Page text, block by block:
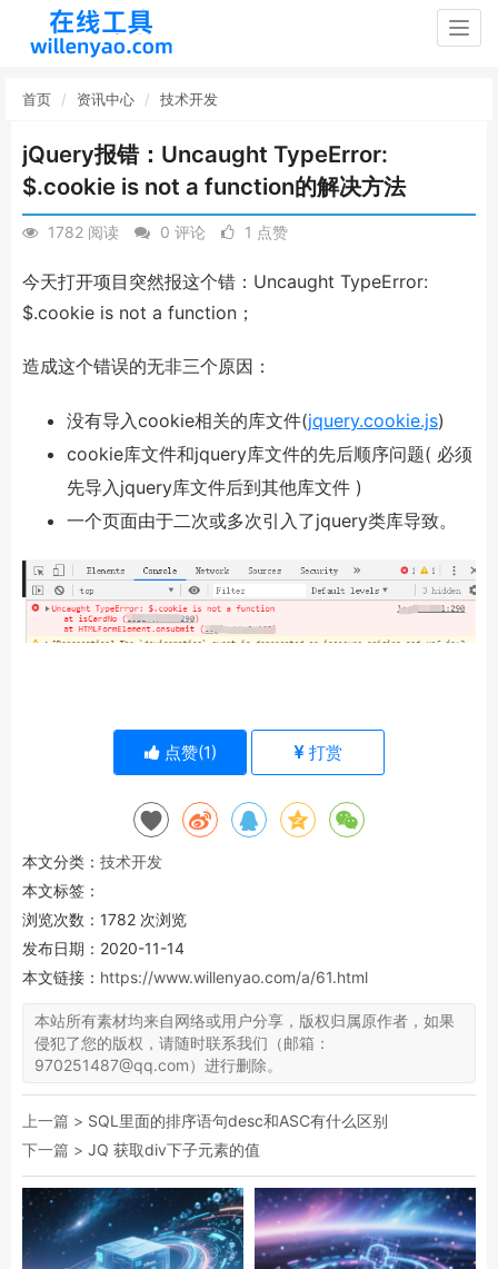
首页 资讯中心 技术开发
jQuery报错：Uncaught TypeError:
$.cookie is not a function的解决方法
1782 阅读 0 评论 1 点赞
今天打开项目突然报这个错：Uncaught TypeError:
$.cookie is not a function；
造成这个错误的无非三个原因：
没有导入cookie相关的库文件(jquery.cookie.js)
cookie库文件和jquery库文件的先后顺序问题( 必须
先导入jquery库文件后到其他库文件 )
一个页面由于二次或多次引入了jquery类库导致。
点赞(1) 打赏
本文分类： 技术开发
本文标签：
浏览次数： 1782 次浏览
发布日期：2020-11-14
本文链接： https://www.willenyao.com/a/61.html
本站所有素材均来自网络或用户分享，版权归属原作者，如果
侵犯了您的版权，请随时联系我们（邮箱：
970251487@qq.com）进行删除。
上一篇 > SQL里面的排序语句desc和ASC有什么区别
下一篇 > JQ 获取div下子元素的值